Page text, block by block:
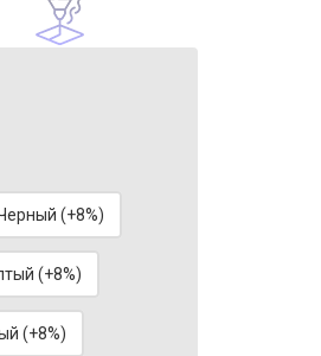
(+8%)
(+8%)
(+8%)